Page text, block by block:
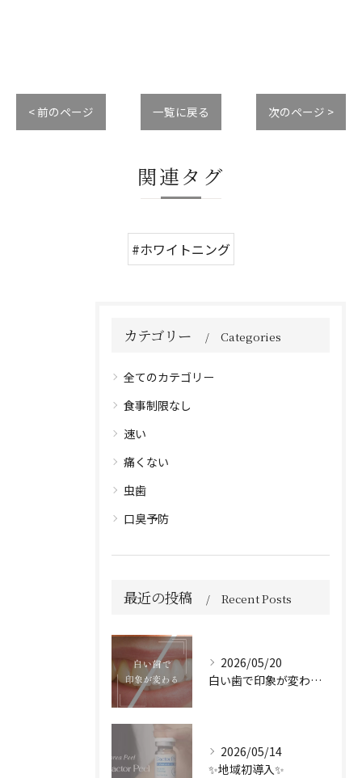
< 前のページ 一覧に戻る 次のページ >
関連タグ
#ホワイトニング
カテゴリー Categories
全てのカテゴリー
食事制限なし
速い
痛くない
虫歯
口臭予防
最近の投稿 Recent Posts
2026/05/20
白い歯で印象が変わる🦷✨️
2026/05/14
✨地域初導入✨